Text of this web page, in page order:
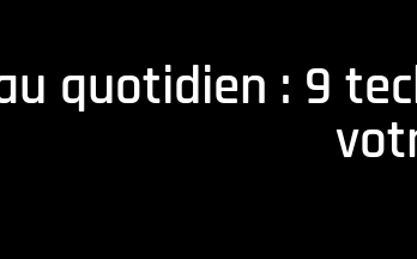
quotidien : 9